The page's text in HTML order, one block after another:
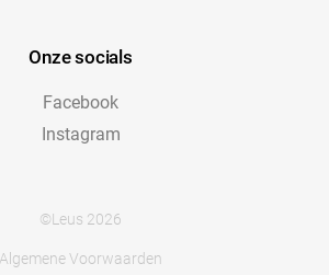
Onze socials
Facebook
Instagram
©Leus 2026
Algemene Voorwaarden